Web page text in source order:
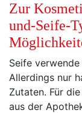
Zur
und-Seife-
Seife
Allerdings nur
Zutaten. Für
aus der